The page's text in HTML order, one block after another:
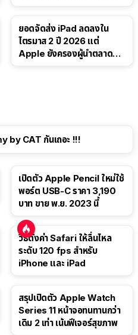
ยอดจัดส่ง iPad ลดลงใน
ไตรมาส 2 ปี 2026 แต่
Apple ยังครองผู้นำตลาด
by CAT กันเถอะ !!!
เปิดตัว Apple Pencil ใหม่ใช้
พอร์ต USB-C ราคา 3,190
บาท ขาย พ.ย. 2023 นี้
วิธีตั้งค่า Safari ให้ลื่นไหล
ระดับ 120 fps สำหรับ
iPhone และ iPad
สรุปเปิดตัว Apple Watch
Series 11 หน้าจอทนทานกว่า
เดิม 2 เท่า เน้นฟีเจอร์สุขภาพ